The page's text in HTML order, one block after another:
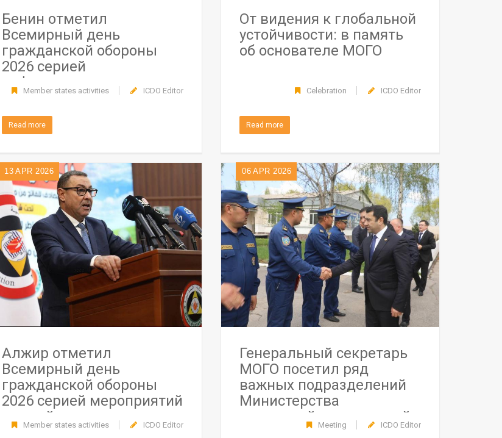
Бенин отметил
Всемирный день
гражданской обороны
2026 серией
информационно-
просветительских
мероприятий
Member states activities ICDO Editor
Read more
От видения к глобальной
устойчивости: в память
об основателе МОГО
Celebration ICDO Editor
Read more
13 APR 2026
Алжир отметил
Всемирный день
гражданской обороны
2026 серией мероприятий
по всей стране
Member states activities ICDO Editor
06 APR 2026
Генеральный секретарь
МОГО посетил ряд
важных подразделений
Министерства
чрезвычайных ситуаций
Кыргызской Республики
Meeting ICDO Editor